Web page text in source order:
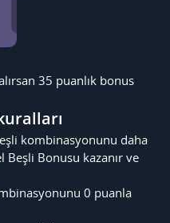
35 puanlık bonus
kombinasyonunu daha
Beşli Bonusu kazanır ve
0 puanla